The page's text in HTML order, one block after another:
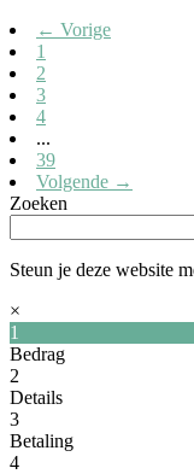
← Vorige
1
2
3
4
...
39
Volgende →
Zoeken
Steun je deze website